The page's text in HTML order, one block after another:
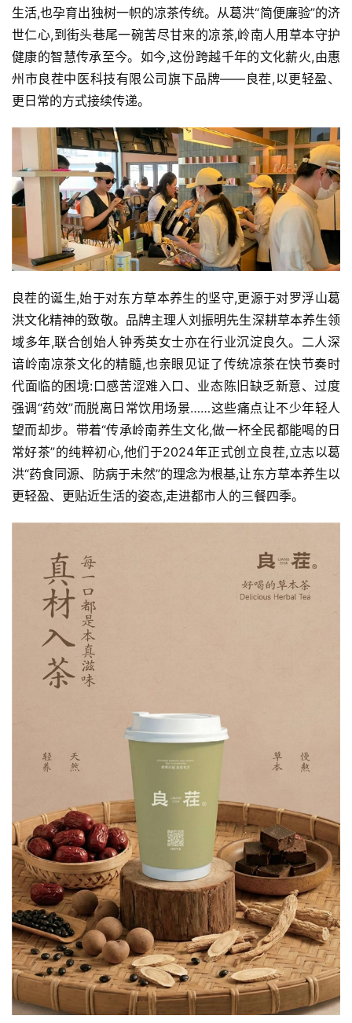
生活,也孕育出独树一帜的凉茶传统。从葛洪“简便廉验”的济
世仁心,到街头巷尾一碗苦尽甘来的凉茶,岭南人用草本守护
健康的智慧传承至今。如今,这份跨越千年的文化薪火,由惠
州市良茬中医科技有限公司旗下品牌——良茬,以更轻盈、
更日常的方式接续传递。
良茬的诞生,始于对东方草本养生的坚守,更源于对罗浮山葛
洪文化精神的致敬。品牌主理人刘振明先生深耕草本养生领
域多年,联合创始人钟秀英女士亦在行业沉淀良久。二人深
谙岭南凉茶文化的精髓,也亲眼见证了传统凉茶在快节奏时
代面临的困境:口感苦涩难入口、业态陈旧缺乏新意、过度
强调“药效”而脱离日常饮用场景……这些痛点让不少年轻人
望而却步。带着“传承岭南养生文化,做一杯全民都能喝的日
常好茶”的纯粹初心,他们于2024年正式创立良茬,立志以葛
洪“药食同源、防病于未然”的理念为根基,让东方草本养生以
更轻盈、更贴近生活的姿态,走进都市人的三餐四季。